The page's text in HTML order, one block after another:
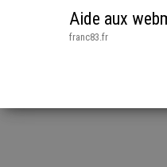
Aide aux
franc83.fr